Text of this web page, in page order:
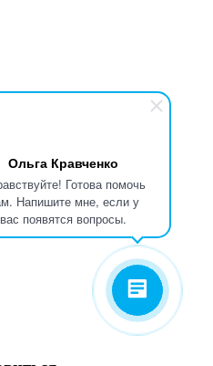
Ольга Кравченко
Готова помочь
Напишите мне, если у
вас появятся вопросы.